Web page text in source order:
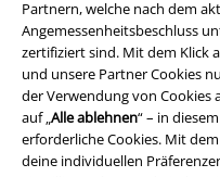
Partnern, welche nach dem
Angemessenheitsbeschluss
zertifiziert sind. Mit dem Klick
und unsere Partner Cookies
der Verwendung von Cookies
auf „Alle ablehnen“ – in
erforderliche Cookies. Mit
deine individuellen
Rechtliches
AGB
Impressum